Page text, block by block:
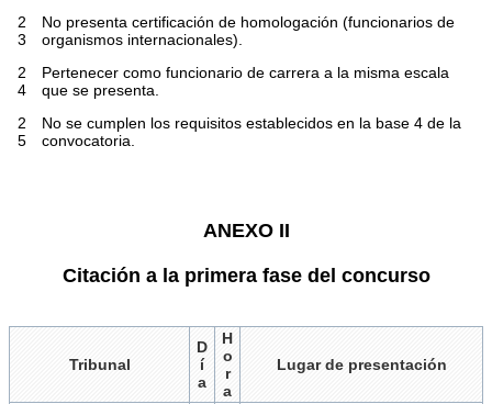
2
3
No presenta certificación de homologación (funcionarios de
organismos internacionales).
2
4
Pertenecer como funcionario de carrera a la misma escala
que se presenta.
2
5
No se cumplen los requisitos establecidos en la base 4 de la
convocatoria.
ANEXO II
Citación a la primera fase del concurso
Tribunal
D
í
a
H
o
r
a
Lugar de presentación